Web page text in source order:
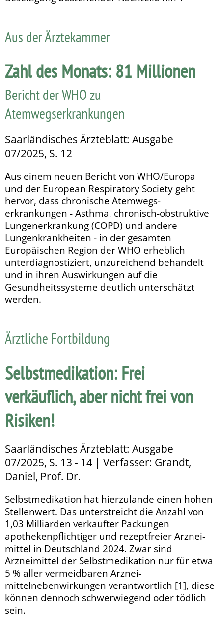
Aus der Ärztekammer
Zahl des Monats: 81 Millionen
Bericht der WHO zu
Atemwegserkrankungen
Saarländisches Ärzteblatt: Ausgabe
07/2025, S. 12
Aus einem neuen Bericht von WHO/Europa
und der European Respiratory Society geht
hervor, dass chronische Atemwegs­
erkrankungen - Asthma, chronisch-obstruktive
Lungen­er­kran­kung (COPD) und andere
Lungenkrankheiten - in der gesamten
Europäischen Region der WHO erheblich
unterdiagnostiziert, unzureichend behandelt
und in ihren Auswir­kungen auf die
Gesundheitssysteme deutlich unterschätzt
werden.
Ärztliche Fortbildung
Selbstmedikation: Frei
verkäuflich, aber nicht frei von
Risiken!
Saarländisches Ärzteblatt: Ausgabe
07/2025, S. 13 - 14 | Verfasser: Grandt,
Daniel, Prof. Dr.
Selbstmedikation hat hierzulande einen hohen
Stellenwert. Das unterstreicht die Anzahl von
1,03 Milliarden verkaufter Packungen
apothekenpflichtiger und rezeptfreier Arznei­
mit­tel in Deutschland 2024. Zwar sind
Arzneimittel der Selbst­medikation nur für etwa
5 % aller vermeidbaren Arznei­
mittelnebenwirkungen verantwortlich [1], diese
können dennoch schwerwiegend oder tödlich
sein.